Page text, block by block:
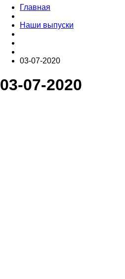
Главная
Наши выпуски
03-07-2020
03-07-2020